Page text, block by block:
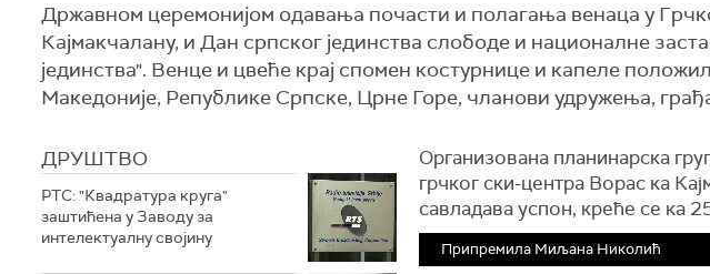
Државном церемонијом одавања почасти и полагања венаца у
Кајмакчалану, и Дан српског јединства слободе и националне
јединства". Венце и цвеће крај спомен костурнице и капеле
Македоније, Републике Српске, Црне Горе, чланови удружења,
ДРУШТВО
РТС: "Квадратура круга"
заштићена у Заводу за
интелектуалну својину
Организована планинарска
грчког ски-центра Ворас ка
савладава успон, креће се ка
Припремила Миљана Николић